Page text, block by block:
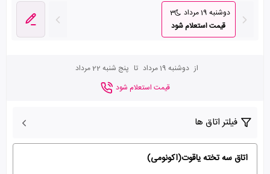
دوشنبه 19 مرداد
3
قیمت استعلام شود
از دوشنبه 19 مرداد تا پنج شنبه 22 مرداد
قیمت استعلام شود
فیلتر اتاق ها
اتاق سه تخته یاقوت(اکونومی)